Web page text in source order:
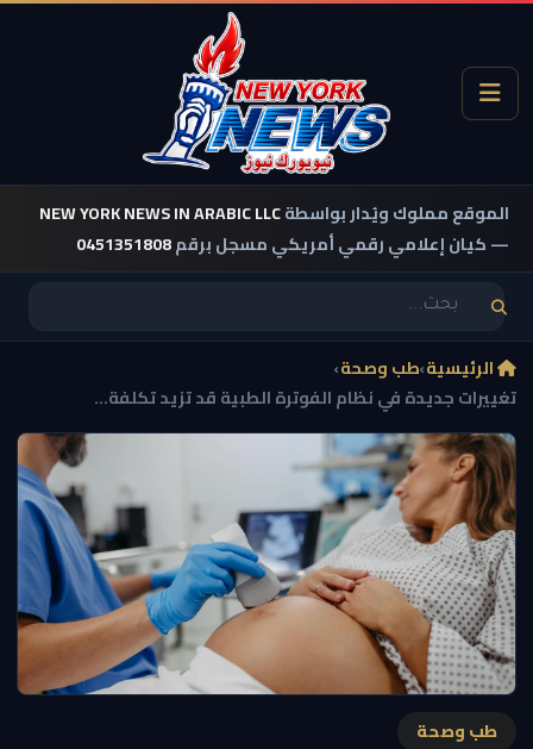
الموقع مملوك ويُدار بواسطةNEW YORK NEWS IN ARABIC LLC
— كيان إعلامي رقمي أمريكي مسجل برقم0451351808
الرئيسية›طب وصحة›
تغييرات جديدة في نظام الفوترة الطبية قد تزيد تكلفة...
طب وصحة